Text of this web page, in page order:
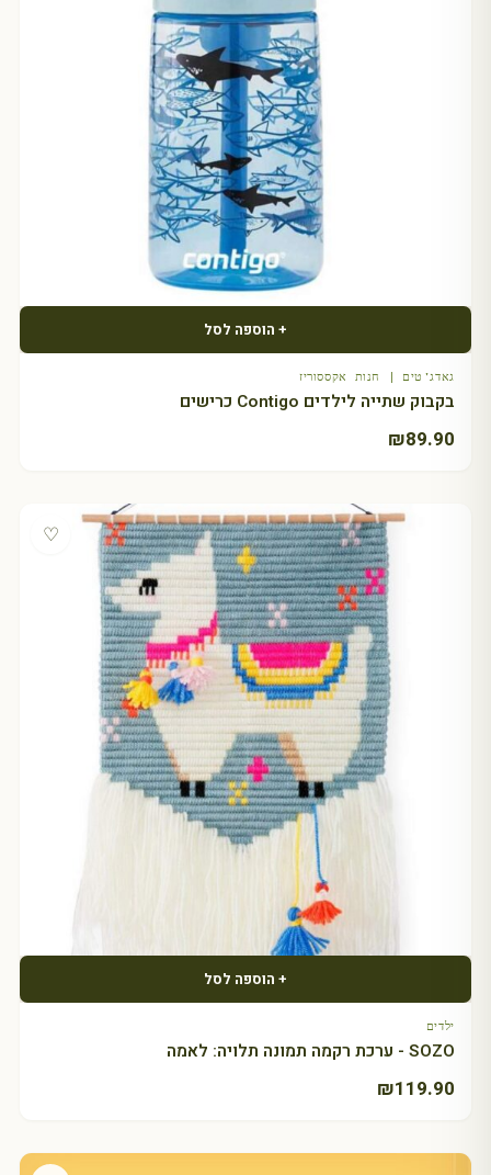
+ הוספה לסל
גאדג'טים | חנות אקססוריז
בקבוק שתייה לילדים Contigo כרישים
₪89.90
♡
+ הוספה לסל
ילדים
SOZO - ערכת רקמה תמונה תלויה: לאמה
₪119.90